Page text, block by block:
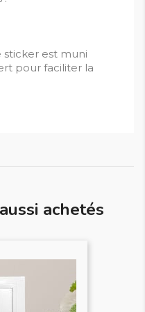
sticker est muni
pour faciliter la
achetés